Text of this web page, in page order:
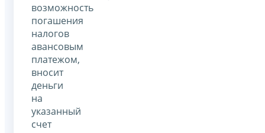
возможность
погашения
налогов
авансовым
платежом,
вносит
деньги
на
указанный
счет